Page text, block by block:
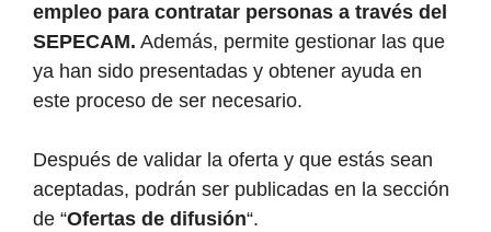
empleo para contratar personas a través del
SEPECAM. Además, permite gestionar las que
ya han sido presentadas y obtener ayuda en
este proceso de ser necesario.
Después de validar la oferta y que estás sean
aceptadas, podrán ser publicadas en la sección
de “Ofertas de difusión“.